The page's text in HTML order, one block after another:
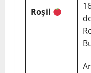
Roșii